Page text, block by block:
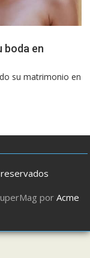
boda en
su matrimonio en
porAcme